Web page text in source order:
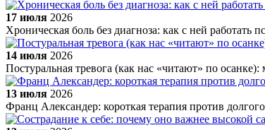
17 июля 2026
Хроническая боль без диагноза: как с ней работать
14 июля 2026
Постуральная тревога (как нас «читают» по
13 июля 2026
Франц Александер: короткая терапия против